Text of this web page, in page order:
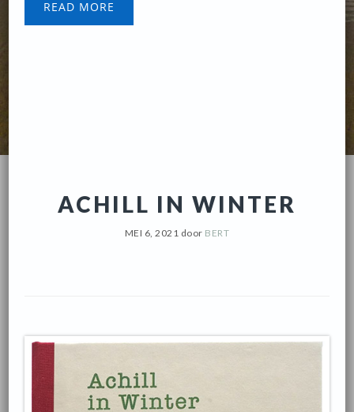
READ MORE
ACHILL IN WINTER
MEI 6, 2021 door BERT